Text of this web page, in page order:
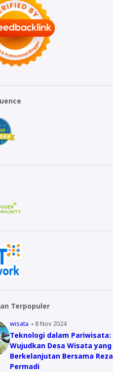
Terpopuler
wisata 8 Nov 2024
Teknologi dalam Pariwisata:
Wujudkan Desa Wisata yang
Berkelanjutan Bersama Reza
Permadi